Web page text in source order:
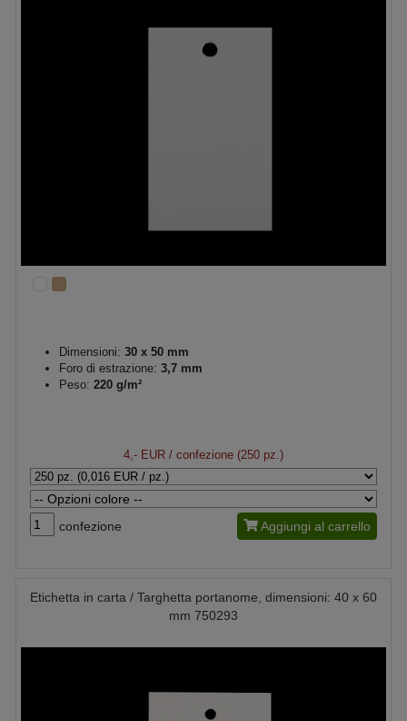
Dimensioni: 30 x 50 mm
Foro di estrazione: 3,7 mm
Peso: 220 g/m²
4,- EUR / confezione (250 pz.)
confezione Aggiungi al carrello
Etichetta in carta / Targhetta portanome, dimensioni: 40 x 60
mm 750293